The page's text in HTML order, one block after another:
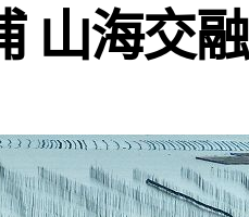
安 千年古剎雲峰寺
山海交融